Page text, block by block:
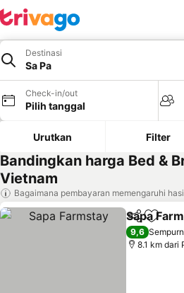
Destinasi
Sa Pa
Check-in/out
Pilih tanggal
Urutkan Filter
Bandingkan harga Bed &
Vietnam
Bagaimana pembayaran memengaruhi
Bagikan
Sapa
9,6
8.1 km dari